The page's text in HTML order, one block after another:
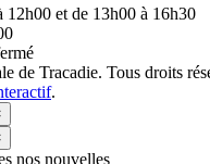
et de 13h00 à 16h30
de Tracadie. Tous droits
.
nos nouvelles